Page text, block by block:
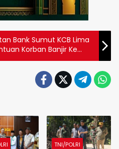
Bank Sumut KCB Lima
Korban Banjir Ke
TNI/POLRI